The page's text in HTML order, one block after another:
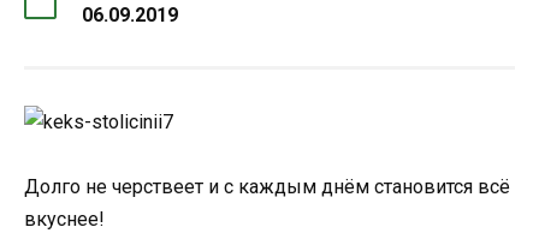
06.09.2019
Долго не черствеет и с каждым днём становится всё
вкуснее!